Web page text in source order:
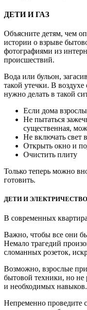
ДЕТИ И ГАЗ
Объясните детям, чем
истории о взрыве
фотографиями из
происшествий.
Вода или бульон,
такой утечки. В
нужно делать в такой
Если дома
Не пытаться
существенная,
Не включать свет
Открыть окно и
Очистить плиту
Только теперь можно
готовить.
ДЕТИ И ЭЛЕКТРИЧЕСТВО
В современных
Важно, чтобы все они
Немало трагедий
сломанных розеток,
Возможно, взрослые
бытовой техники, но не
и необходимых навыков.
Непременно проведите